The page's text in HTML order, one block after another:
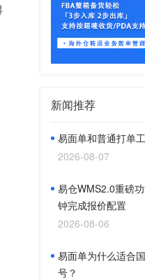
新闻推荐
易面单和普通打单
2026-08-07
易仓WMS2.0重磅
钟完成报价配置
2026-08-06
易面单为什么适合
号？